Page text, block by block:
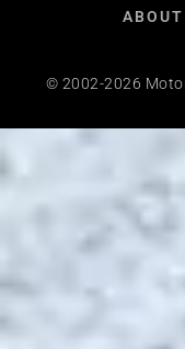
ABOUT
© 2002-2026